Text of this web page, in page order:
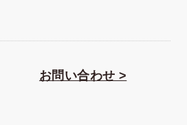
お問い合わせ >